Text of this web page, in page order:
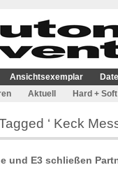
Ansichtsexemplar
Aktuell Hard + Soft
‘ Keck
und E3 schließen